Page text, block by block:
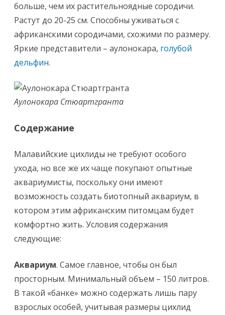
больше, чем их растительноядные сородичи.
Растут до 20-25 см. Способны уживаться с
африканскими сородичами, схожими по размеру.
Яркие представители – аулонокара, голубой
дельфин.
Аулонокара Стюартгранта
Содержание
Малавийские цихлиды не требуют особого
ухода, но все же их чаще покупают опытные
аквариумисты, поскольку они имеют
возможность создать биотопный аквариум, в
котором этим африканским питомцам будет
комфортно жить. Условия содержания
следующие:
Аквариум. Самое главное, чтобы он был
просторным. Минимальный объем – 150 литров.
В такой «банке» можно содержать лишь пару
взрослых особей, учитывая размеры цихлид